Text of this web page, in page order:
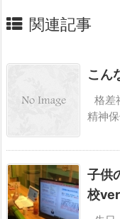
関連記事
こん
格差
精神
子供
校